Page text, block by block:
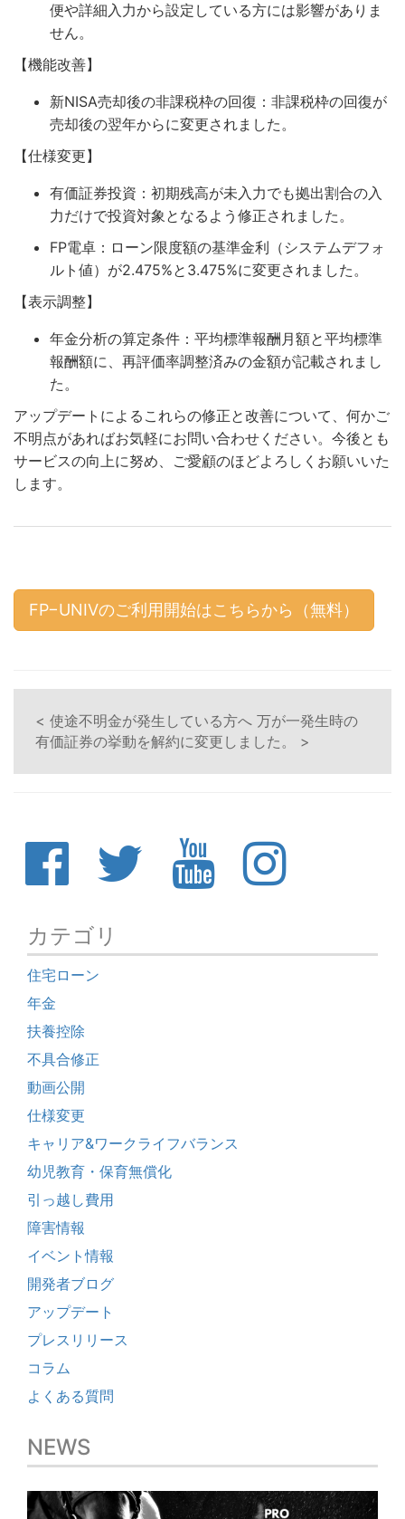
便や詳細入力から設定している方には影響がありま
せん。
【機能改善】
新NISA売却後の非課税枠の回復：非課税枠の回復が
売却後の翌年からに変更されました。
【仕様変更】
有価証券投資：初期残高が未入力でも拠出割合の入
力だけで投資対象となるよう修正されました。
FP電卓：ローン限度額の基準金利（システムデフォ
ルト値）が2.475%と3.475%に変更されました。
【表示調整】
年金分析の算定条件：平均標準報酬月額と平均標準
報酬額に、再評価率調整済みの金額が記載されまし
た。
アップデートによるこれらの修正と改善について、何かご
不明点があればお気軽にお問い合わせください。今後とも
サービスの向上に努め、ご愛顧のほどよろしくお願いいた
します。
FP−UNIVのご利用開始はこちらから（無料）
< 使途不明金が発生している方へ 万が一発生時の
有価証券の挙動を解約に変更しました。 >
カテゴリ
住宅ローン
年金
扶養控除
不具合修正
動画公開
仕様変更
キャリア&ワークライフバランス
幼児教育・保育無償化
引っ越し費用
障害情報
イベント情報
開発者ブログ
アップデート
プレスリリース
コラム
よくある質問
NEWS